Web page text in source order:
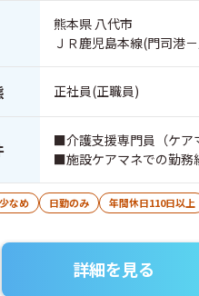
熊本県 八代市
ＪＲ鹿児島本線(門司港
正社員(正職員)
■介護支援専門員（ケア
■施設ケアマネでの勤務
なめ 日勤のみ 年間休日110日以上
詳細を見る